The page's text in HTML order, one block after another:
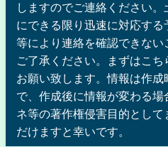
しますのでご連絡ください
にできる限り迅速に対応す
等により連絡を確認できない
ご了承ください。まずはこ
お願い致します。情報は作
で、作成後に情報が変わる
ネ等の著作権侵害目的とし
だけますと幸いです。